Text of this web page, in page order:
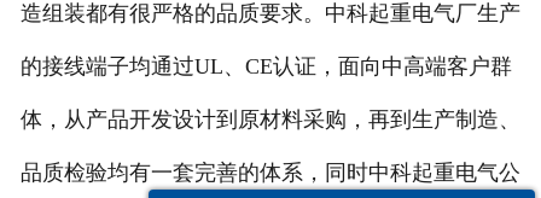
造组装都有很严格的品质要求。中科起重电气厂生产
的接线端子均通过UL、CE认证，面向中高端客户群
体，从产品开发设计到原材料采购，再到生产制造、
品质检验均有一套完善的体系，同时中科起重电气公